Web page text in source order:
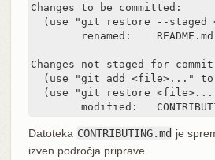
Changes to be committed:
(use "git restore --staged
Changes not staged for
(use "git add <file>..."
(use "git restore
modified:
Datoteka CONTRIBUTING.md je
izven področja priprave.